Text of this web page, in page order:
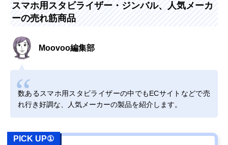
スマホ用スタビライザー・ジンバル、人気メーカ
ーの売れ筋商品
Moovoo編集部
数あるスマホ用スタビライザーの中でもECサイトなどで売
れ行き好調な、人気メーカーの製品を紹介します。
PICK UP①